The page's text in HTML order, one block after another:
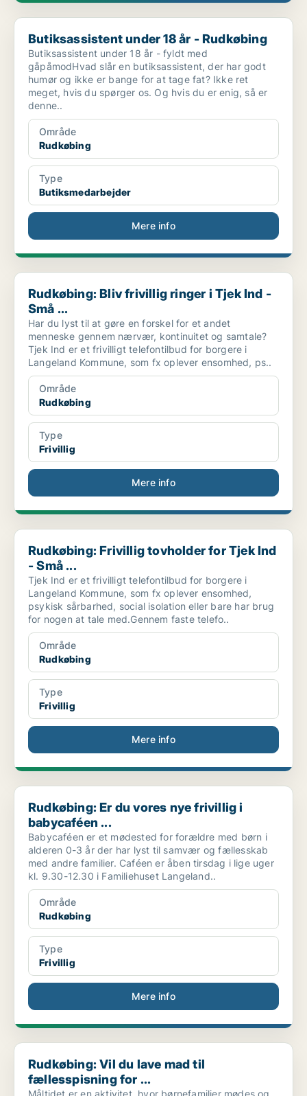
Butiksassistent under 18 år - Rudkøbing
Butiksassistent under 18 år - Rudkøbing
Butiksassistent under 18 år - fyldt med
gåpåmodHvad slår en butiksassistent, der har godt
humør og ikke er bange for at tage fat? Ikke ret
meget, hvis du spørger os. Og hvis du er enig, så er
denne..
Område
Rudkøbing
Type
Butiksmedarbejder
Mere info
Rudkøbing: Bliv frivillig ringer i Tjek Ind - Små ...
Rudkøbing: Bliv frivillig ringer i Tjek Ind -
Små ...
Har du lyst til at gøre en forskel for et andet
menneske gennem nærvær, kontinuitet og samtale?
Tjek Ind er et frivilligt telefontilbud for borgere i
Langeland Kommune, som fx oplever ensomhed, ps..
Område
Rudkøbing
Type
Frivillig
Mere info
Rudkøbing: Frivillig tovholder for Tjek Ind - Små ...
Rudkøbing: Frivillig tovholder for Tjek Ind
- Små ...
Tjek Ind er et frivilligt telefontilbud for borgere i
Langeland Kommune, som fx oplever ensomhed,
psykisk sårbarhed, social isolation eller bare har brug
for nogen at tale med.Gennem faste telefo..
Område
Rudkøbing
Type
Frivillig
Mere info
Rudkøbing: Er du vores nye frivillig i babycaféen ...
Rudkøbing: Er du vores nye frivillig i
babycaféen ...
Babycaféen er et mødested for forældre med børn i
alderen 0-3 år der har lyst til samvær og fællesskab
med andre familier. Caféen er åben tirsdag i lige uger
kl. 9.30-12.30 i Familiehuset Langeland..
Område
Rudkøbing
Type
Frivillig
Mere info
Rudkøbing: Vil du lave mad til fællesspisning for ...
Rudkøbing: Vil du lave mad til
fællesspisning for ...